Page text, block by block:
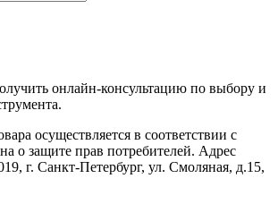
онлайн-консультацию по выбору и
осуществляется в соответствии с
о защите прав потребителей. Адрес
г. Санкт-Петербург, ул. Смоляная, д.15,